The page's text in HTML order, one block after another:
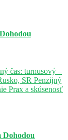
Dohodou
čas: turnusový –
SR Penzijný
Prax a skúsenosť
Dohodou